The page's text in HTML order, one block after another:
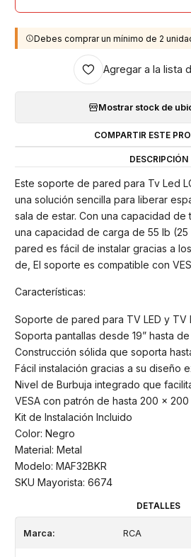
Debes comprar un mínimo de 2
Agregar a la lista
Mostrar stock de
COMPARTIR ESTE
DESCRIPCIÓN
Este soporte de pared para Tv Led
una solución sencilla para liberar
sala de estar. Con una capacidad de
una capacidad de carga de 55 lb
pared es fácil de instalar gracias a
de, El soporte es compatible con
Características:
Soporte de pared para TV LED y TV
Soporta pantallas desde 19” hasta
Construcción sólida que soporta
Fácil instalación gracias a su diseño
Nivel de Burbuja integrado que
VESA con patrón de hasta 200 x 200
Kit de Instalación Incluido
Color: Negro
Material: Metal
Modelo: MAF32BKR
SKU Mayorista: 6674
DETALLES
Marca: RCA